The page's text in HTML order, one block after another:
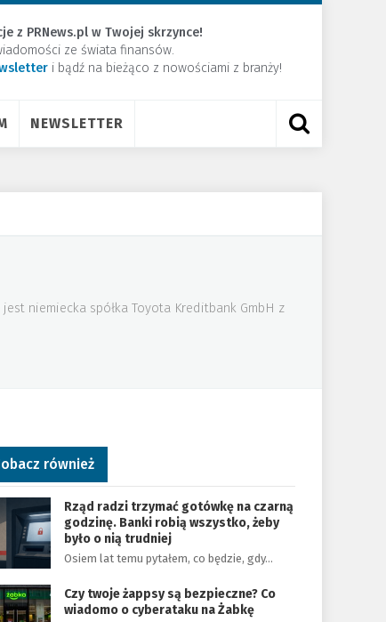
z PRNews.pl w Twojej skrzynce!
ze świata finansów.
​i bądź na bieżąco z nowościami z branży!
NEWSLETTER
niemiecka spółka Toyota Kreditbank GmbH z
również
Rząd radzi trzymać gotówkę na czarną
godzinę. Banki robią wszystko, żeby
było o nią trudniej
Osiem lat temu pytałem, co będzie, gdy…
Czy twoje żappsy są bezpieczne? Co
wiadomo o cyberataku na Żabkę